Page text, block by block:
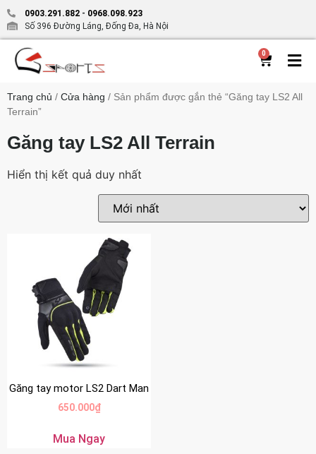
0903.291.882 - 0968.098.923
Số 396 Đường Láng, Đống Đa, Hà Nội
0
Trang chủ / Cửa hàng / Sản phẩm được gắn thẻ “Găng tay LS2 All
Terrain”
Găng tay LS2 All Terrain
Hiển thị kết quả duy nhất
Găng tay motor LS2 Dart Man
650.000₫
Mua Ngay